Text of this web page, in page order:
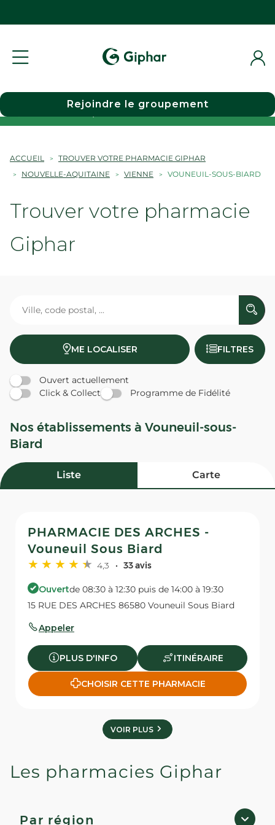
Choisir une pharmacie
Rejoindre le groupement
ACCUEIL
TROUVER VOTRE PHARMACIE GIPHAR
NOUVELLE-AQUITAINE
VIENNE VOUNEUIL-SOUS-BIARD
Trouver votre pharmacie
Giphar
ME LOCALISER FILTRES
Ouvert actuellement
Click & Collect
Programme de Fidélité
Nos établissements à Vouneuil-sous-
Biard
Liste Carte
PHARMACIE DES ARCHES -
Vouneuil Sous Biard
4,3 33 avis
Ouvertde 08:30 à 12:30 puis de 14:00 à 19:30
15 RUE DES ARCHES 86580 Vouneuil Sous Biard
Appeler
PLUS D'INFO ITINÉRAIRE
CHOISIR CETTE PHARMACIE
VOIR PLUS
Les pharmacies Giphar
Par région